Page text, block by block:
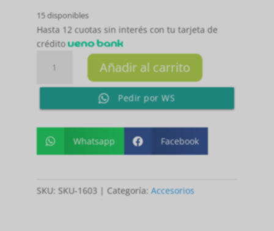
15 disponibles
Hasta 12 cuotas sin interés con tu tarjeta de
crédito
COLOR
AMARILLO
X
UNIDAD
cantidad
Añadir al carrito
Pedir por WS
 Whatsapp  Facebook
SKU: SKU-1603 Categoría: Accesorios